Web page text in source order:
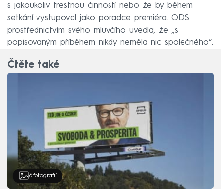
s jakoukoliv trestnou činností nebo že by během
setkání vystupoval jako poradce premiéra. ODS
prostřednictvím svého mluvčího uvedla, že „s
popisovaným příběhem nikdy neměla nic společného“.
Čtěte také
6 fotografií